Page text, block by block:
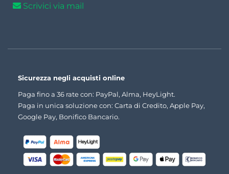
Scrivici via mail
Sicurezza negli acquisti online
Paga fino a 36 rate con: PayPal, Alma, HeyLight.
Paga in unica soluzione con: Carta di Credito, Apple Pay,
Google Pay, Bonifico Bancario.